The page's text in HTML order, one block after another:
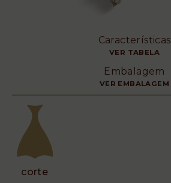
Características
VER TABELA
Embalagem
VER EMBALAGEM
corte